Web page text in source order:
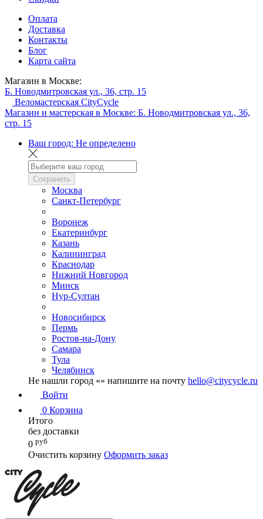
Оплата
Доставка
Контакты
Блог
Карта сайта
Магазин в Москве:
Б. Новодмитровская ул., 36, стр. 15
Веломастерская CityCycle
Магазин и мастерская в Москве: Б. Новодмитровская ул., 36,
стр. 15
Ваш город: Не определено
Сохранить
Москва
Санкт-Петербург
Воронеж
Екатеринбург
Казань
Калининград
Краснодар
Нижний Новгород
Минск
Нур-Султан
Новосибирск
Пермь
Ростов-на-Дону
Самара
Тула
Челябинск
Не нашли город «» напишите на почту hello@citycycle.ru
Войти
0 Корзина
Итого
без доставки
0 руб
Очистить корзину Оформить заказ